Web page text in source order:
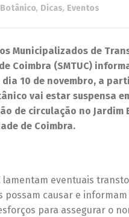
Botânico, Dicas, Eventos
Municipalizados de
Coimbra (SMTUC)
10 de novembro, a
vai estar suspensa
de circulação no Jardim
de Coimbra.
lamentam eventuais
possam causar e
para assegurar o